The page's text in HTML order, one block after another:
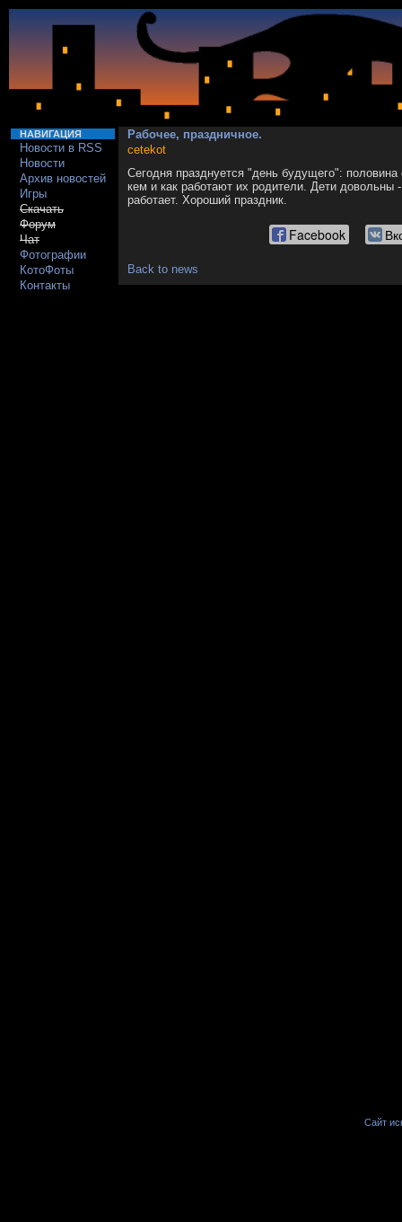
НАВИГАЦИЯ
Новости в RSS
Новости
Архив новостей
Игры
Скачать
Форум
Чат
Фотографии
КотоФоты
Контакты
Рабочее, праздничное.
cetekot
Сегодня празднуется "день будущего":
кем и как работают их родители. Дети
работает. Хороший праздник.
Facebook
Back to news
Сайт